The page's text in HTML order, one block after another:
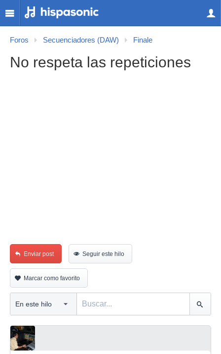
Foros Secuenciadores (DAW) Finale
No respeta las repeticiones
Enviar post Seguir este hilo
Marcar como favorito